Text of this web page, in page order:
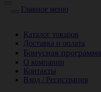
Главное меню
Каталог товаров
Доставка и оплата
Бонусная программа
О компании
Контакты
Вход / Регистрация